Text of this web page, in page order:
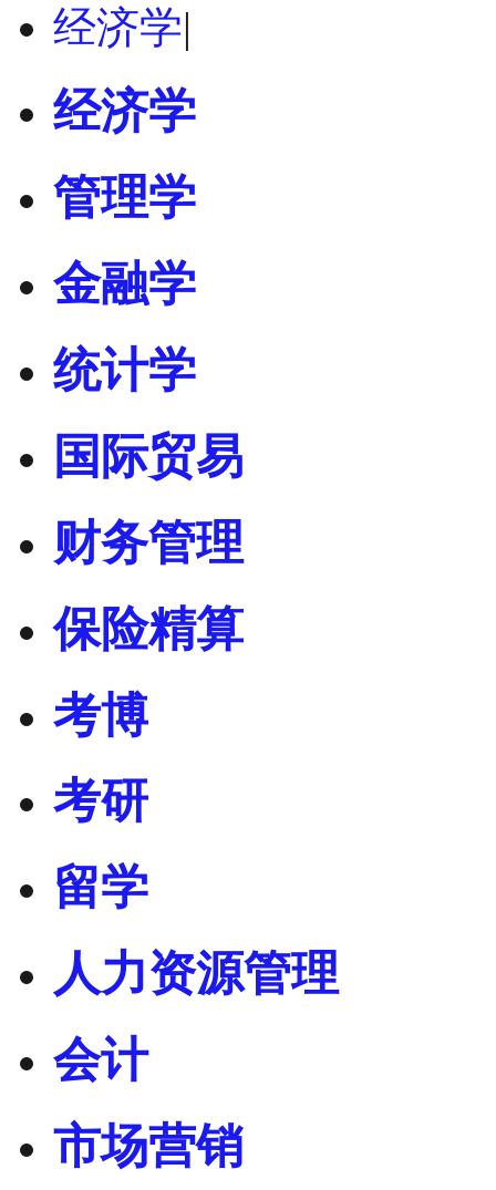
经济学|
经济学
管理学
金融学
统计学
国际贸易
财务管理
保险精算
考博
考研
留学
人力资源管理
会计
市场营销